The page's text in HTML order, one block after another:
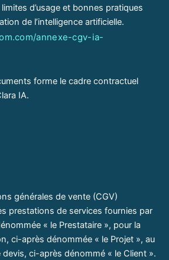
d’usage et bonnes pratiques
de l’intelligence artificielle.
annexe-cgv-ia-
forme le cadre contractuel
IA.
générales de vente (CGV)
prestations de services fournies par
« le Prestataire », pour la
ci-après dénommée « le Projet », au
ci-après dénommé « le Client ».